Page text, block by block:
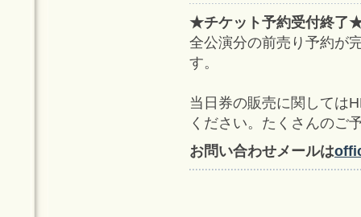
★チケット予約受付終了
全公演分の前売り予約が
す。
当日券の販売に関しては
ください。たくさんのご
お問い合わせメールは